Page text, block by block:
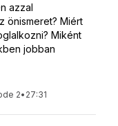
azzal
önismeret? Miért
Miként
jobban
2• 27:31